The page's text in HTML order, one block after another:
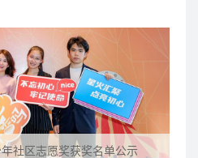
社区志愿奖获奖名单公示